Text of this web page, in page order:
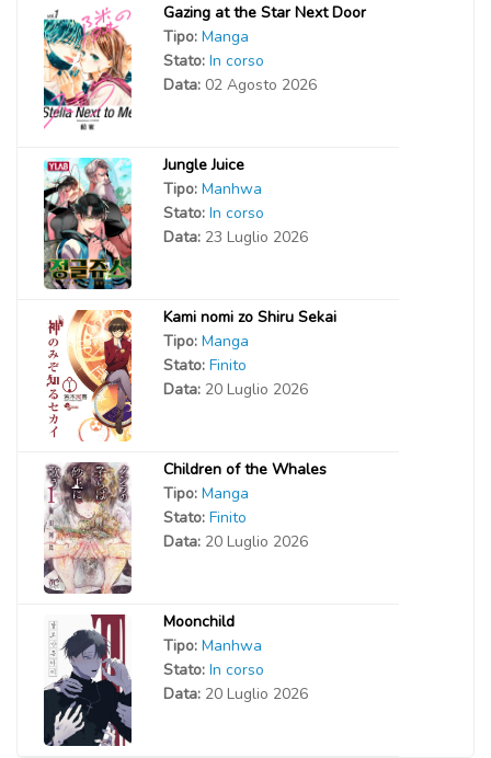
Gazing at the Star Next Door
Tipo: Manga
Stato: In corso
Data: 02 Agosto 2026
Jungle Juice
Tipo: Manhwa
Stato: In corso
Data: 23 Luglio 2026
Kami nomi zo Shiru Sekai
Tipo: Manga
Stato: Finito
Data: 20 Luglio 2026
Children of the Whales
Tipo: Manga
Stato: Finito
Data: 20 Luglio 2026
Moonchild
Tipo: Manhwa
Stato: In corso
Data: 20 Luglio 2026